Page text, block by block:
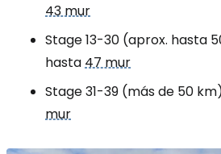
43 mur
Stage 13-30 (aprox. hasta
hasta47 mur
Stage 31-39 (más de 50
mur